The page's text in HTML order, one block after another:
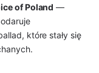
of Poland —
które stały się